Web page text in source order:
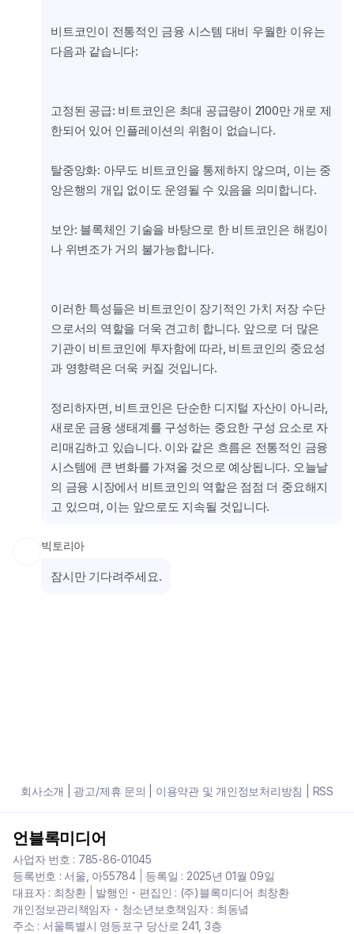
비트코인이 전통적인 금융 시스템 대비 우월한 이유는
다음과 같습니다:
고정된 공급: 비트코인은 최대 공급량이 2100만 개로 제
한되어 있어 인플레이션의 위험이 없습니다.
탈중앙화: 아무도 비트코인을 통제하지 않으며, 이는 중
앙은행의 개입 없이도 운영될 수 있음을 의미합니다.
보안: 블록체인 기술을 바탕으로 한 비트코인은 해킹이
나 위변조가 거의 불가능합니다.
이러한 특성들은 비트코인이 장기적인 가치 저장 수단
으로서의 역할을 더욱 견고히 합니다. 앞으로 더 많은
기관이 비트코인에 투자함에 따라, 비트코인의 중요성
과 영향력은 더욱 커질 것입니다.
정리하자면, 비트코인은 단순한 디지털 자산이 아니라,
새로운 금융 생태계를 구성하는 중요한 구성 요소로 자
리매김하고 있습니다. 이와 같은 흐름은 전통적인 금융
시스템에 큰 변화를 가져올 것으로 예상됩니다. 오늘날
의 금융 시장에서 비트코인의 역할은 점점 더 중요해지
고 있으며, 이는 앞으로도 지속될 것입니다.
빅토리아
잠시만 기다려주세요.
회사소개 광고/제휴 문의 이용약관 및 개인정보처리방침 RSS
언블록미디어
사업자 번호 : 785-86-01045
등록번호 : 서울, 아55784| 등록일 : 2025년 01월 09일
대표자 : 최창환| 발행인・편집인 : (주)블록미디어 최창환
개인정보관리책임자・청소년보호책임자 : 최동녘
주소 : 서울특별시 영등포구 당산로 241, 3층